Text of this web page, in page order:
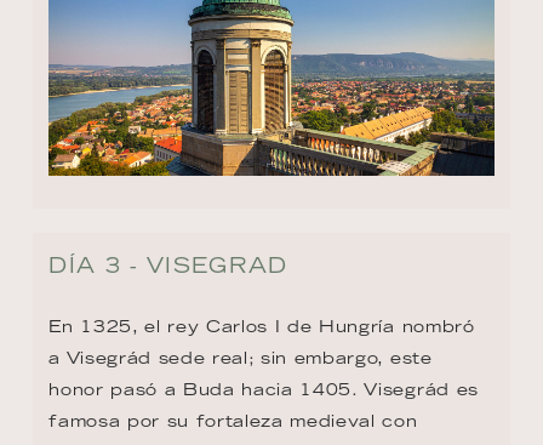
DÍA 3 - VISEGRAD
En 1325, el rey Carlos I de Hungría nombró
a Visegrád sede real; sin embargo, este
honor pasó a Buda hacia 1405. Visegrád es
famosa por su fortaleza medieval con